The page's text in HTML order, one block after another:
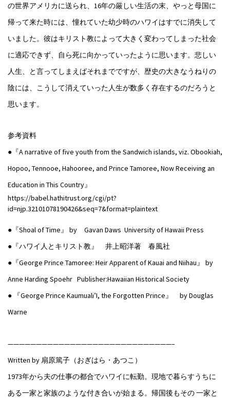
の世界アメリカに送られ、16年の厳しい生活の末、やっと母国に
帰って来た時には、憧れていた幼少時のハワイはすでに消失して
いました。彼はキリスト教によって大きく変わってしまった社会
に適応できず、自ら死に向かっていったように思います。悲しい
人生、と言ってしまえばそれまでですが、歴史の大きなうねりの
陰には、こうして消えていった人生が数多く存在するのだろうと
思います。
参考資料
●『A narrative of five youth from the Sandwich islands, viz. Obookiah,
Hopoo, Tennooe, Hahooree, and Prince Tamoree, Now Receiving an
Education in This Country』
https://babel.hathitrust.org/cgi/pt?
id=njp.32101078190426&seq=7&format=plaintext
●『Shoal of Time』 by Gavan Daws University of Hawaii Press
●『ハワイ人とキリスト教』 井上昭洋著 春風社
●『George Prince Tamoree: Heir Apparent of Kauai and Niihau』 by
Anne Harding Spoehr Publisher:Hawaiian Historical Society
● 『George Prince Kaumuali’I, the Forgotten Prince』 by Douglas
Warne
—————————————————————————————–
Written by 扇原篤子（おぎはら・あつこ）
1973年から夫の仕事の都合でハワイに転勤。現地で暮らすうちに
ある一家と家族のような付き合いが始まる。帰国後もその 一家と